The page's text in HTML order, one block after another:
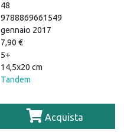
48
9788869661549
gennaio 2017
7,90 €
5+
14,5x20 cm
Tandem
Acquista